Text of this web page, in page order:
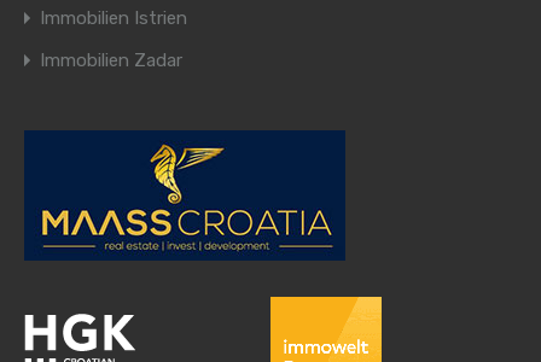
Immobilien Istrien
Immobilien Zadar